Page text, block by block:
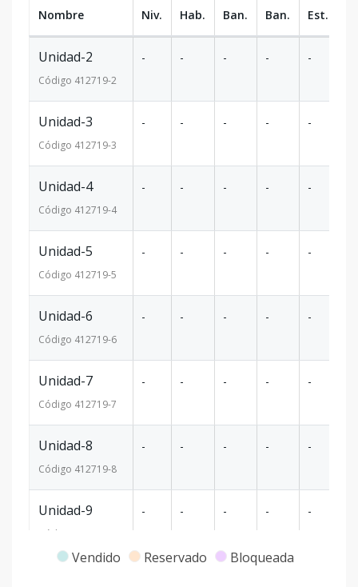
Nombre Niv. Hab. Ban.
Ban.
Est.
Unidad-2
Código 412719-2
- - - - -
Unidad-3
Código 412719-3
- - - - -
Unidad-4
Código 412719-4
- - - - -
Unidad-5
Código 412719-5
- - - - -
Unidad-6
Código 412719-6
- - - - -
Unidad-7
Código 412719-7
- - - - -
Unidad-8
Código 412719-8
- - - - -
Unidad-9
Código
- - - - -
Vendido Reservado Bloqueada